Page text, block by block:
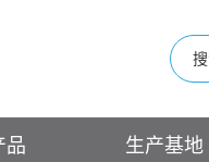
品 生产基地